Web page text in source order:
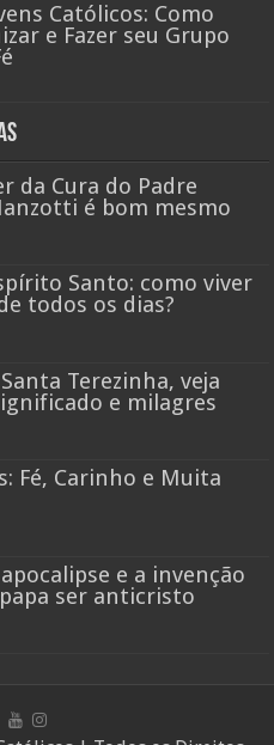
Católicos: Como
e Fazer seu Grupo
da Cura do Padre
é bom mesmo
Santo: como viver
todos os dias?
Terezinha, veja
e milagres
Fé, Carinho e Muita
e a invenção
ser anticristo